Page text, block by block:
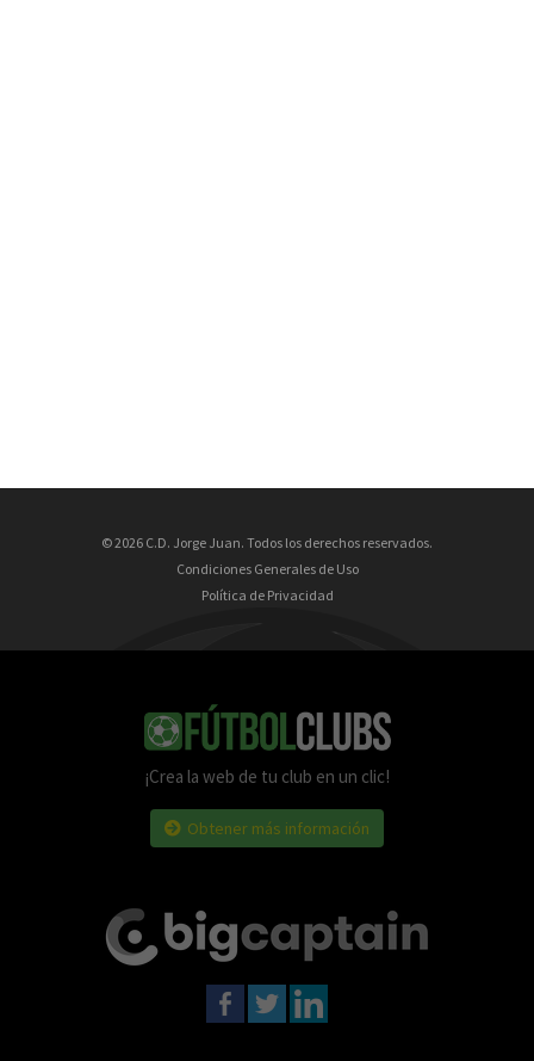
© 2026 C.D. Jorge Juan. Todos los derechos reservados.
Condiciones Generales de Uso
Política de Privacidad
¡Crea la web de tu club en un clic!
Obtener más información